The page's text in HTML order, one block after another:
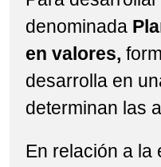
denominada
en valores,
desarrolla en
determinan las
En relación a la